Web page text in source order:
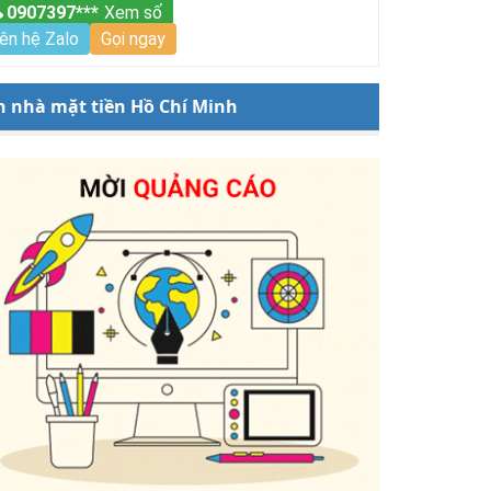
0907397*** Xem số
hệ Zalo
Gọi ngay
nhà mặt tiền Hồ Chí Minh